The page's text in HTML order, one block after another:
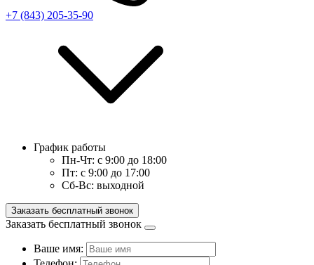
+7 (843) 205-35-90
График работы
Пн-Чт: с 9:00 до 18:00
Пт: с 9:00 до 17:00
Сб-Вс: выходной
Заказать бесплатный звонок
Заказать бесплатный звонок
Ваше имя: